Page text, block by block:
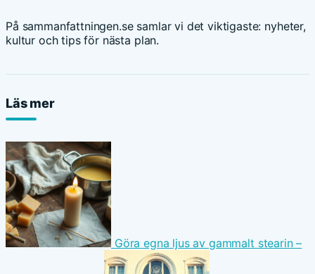
På sammanfattningen.se samlar vi det viktigaste: nyheter,
kultur och tips för nästa plan.
Läs mer
Göra egna ljus av gammalt stearin –